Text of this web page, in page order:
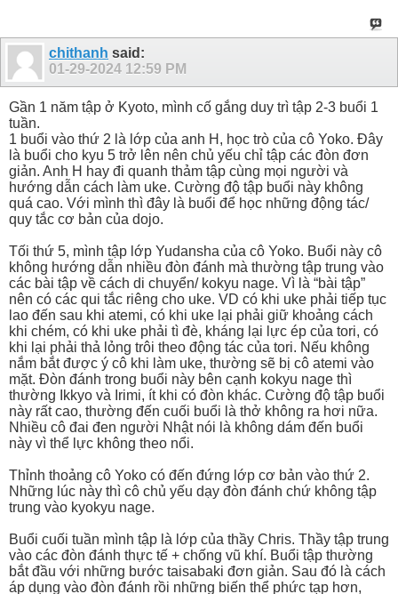
chithanh said:
01-29-2024 12:59 PM
Gần 1 năm tập ở Kyoto, mình cố gắng duy trì tập 2-3 buổi 1
tuần.
1 buổi vào thứ 2 là lớp của anh H, học trò của cô Yoko. Đây
là buổi cho kyu 5 trở lên nên chủ yếu chỉ tập các đòn đơn
giản. Anh H hay đi quanh thảm tập cùng mọi người và
hướng dẫn cách làm uke. Cường độ tập buổi này không
quá cao. Với mình thì đây là buổi để học những động tác/
quy tắc cơ bản của dojo.
Tối thứ 5, mình tập lớp Yudansha của cô Yoko. Buổi này cô
không hướng dẫn nhiều đòn đánh mà thường tập trung vào
các bài tập về cách di chuyển/ kokyu nage. Vì là “bài tập”
nên có các qui tắc riêng cho uke. VD có khi uke phải tiếp tục
lao đến sau khi atemi, có khi uke lại phải giữ khoảng cách
khi chém, có khi uke phải tì đè, kháng lại lực ép của tori, có
khi lại phải thả lỏng trôi theo động tác của tori. Nếu không
nắm bắt được ý cô khi làm uke, thường sẽ bị cô atemi vào
mặt. Đòn đánh trong buổi này bên cạnh kokyu nage thì
thường Ikkyo và Irimi, ít khi có đòn khác. Cường độ tập buổi
này rất cao, thường đến cuối buổi là thở không ra hơi nữa.
Nhiều cô đai đen người Nhật nói là không dám đến buổi
này vì thể lực không theo nổi.
Thỉnh thoảng cô Yoko có đến đứng lớp cơ bản vào thứ 2.
Những lúc này thì cô chủ yếu dạy đòn đánh chứ không tập
trung vào kyokyu nage.
Buổi cuối tuần mình tập là lớp của thầy Chris. Thầy tập trung
vào các đòn đánh thực tế + chống vũ khí. Buổi tập thường
bắt đầu với những bước taisabaki đơn giản. Sau đó là cách
áp dụng vào đòn đánh rồi những biến thể phức tạp hơn,